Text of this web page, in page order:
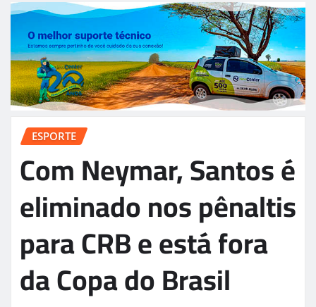
ESPORTE
Com Neymar, Santos é
eliminado nos pênaltis
para CRB e está fora
da Copa do Brasil